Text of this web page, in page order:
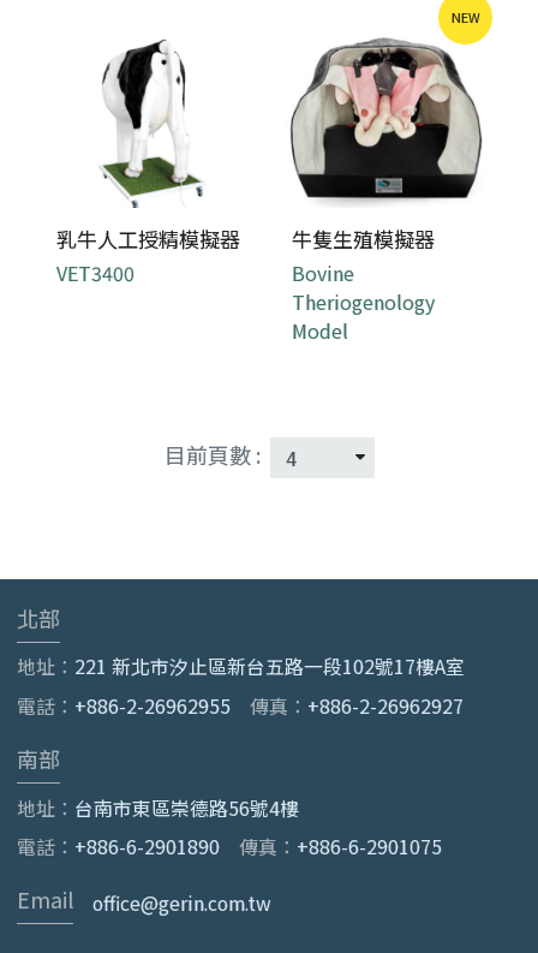
乳牛人工授精模擬器
VET3400
NEW
牛隻生殖模擬器
Bovine
Theriogenology
Model
目前頁數 :
北部
地址： 221 新北市汐止區新台五路一段102號17樓A室
電話： +886-2-26962955 傳真： +886-2-26962927
南部
地址： 台南市東區崇德路56號4樓
電話： +886-6-2901890 傳真： +886-6-2901075
Email office@gerin.com.tw